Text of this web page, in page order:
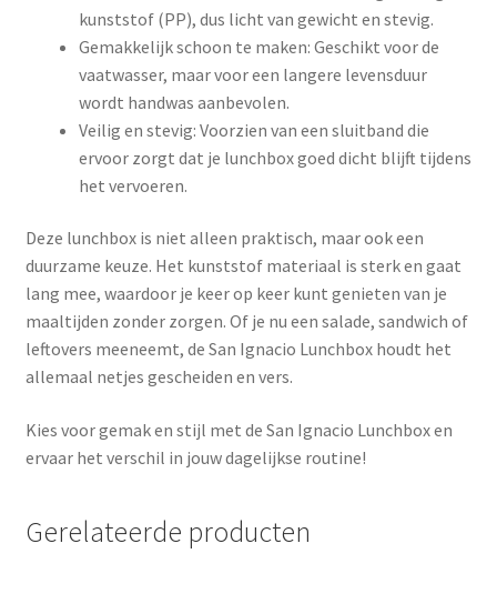
kunststof (PP), dus licht van gewicht en stevig.
Gemakkelijk schoon te maken: Geschikt voor de
vaatwasser, maar voor een langere levensduur
wordt handwas aanbevolen.
Veilig en stevig: Voorzien van een sluitband die
ervoor zorgt dat je lunchbox goed dicht blijft tijdens
het vervoeren.
Deze lunchbox is niet alleen praktisch, maar ook een
duurzame keuze. Het kunststof materiaal is sterk en gaat
lang mee, waardoor je keer op keer kunt genieten van je
maaltijden zonder zorgen. Of je nu een salade, sandwich of
leftovers meeneemt, de San Ignacio Lunchbox houdt het
allemaal netjes gescheiden en vers.
Kies voor gemak en stijl met de San Ignacio Lunchbox en
ervaar het verschil in jouw dagelijkse routine!
Gerelateerde producten